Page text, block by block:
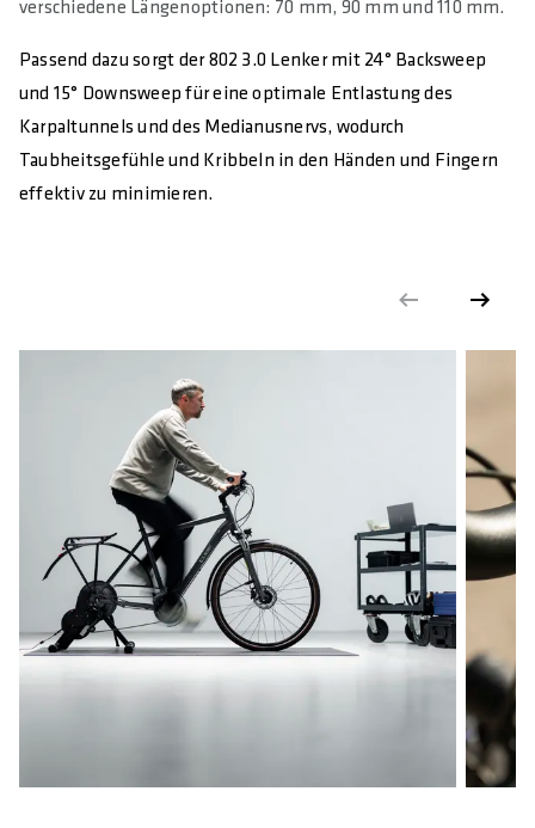
verschiedene Längenoptionen: 70 mm, 90 mm und 110 mm.
Passend dazu sorgt der 802 3.0 Lenker mit 24° Backsweep
und 15° Downsweep für eine optimale Entlastung des
Karpaltunnels und des Medianusnervs, wodurch
Taubheitsgefühle und Kribbeln in den Händen und Fingern
effektiv zu minimieren.